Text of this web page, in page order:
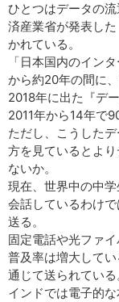
ひとつはデータの
済産業省が発表し
かれている。
「日本国内のイン
から約20年の間に、
2018年に出た『デ
2011年から14年で
ただし、こうした
方を見ているとよ
ないか。
現在、世界中の中
会話しているわけ
送る。
固定電話や光ファ
普及率は増大して
通じて送られている
インドでは電子的